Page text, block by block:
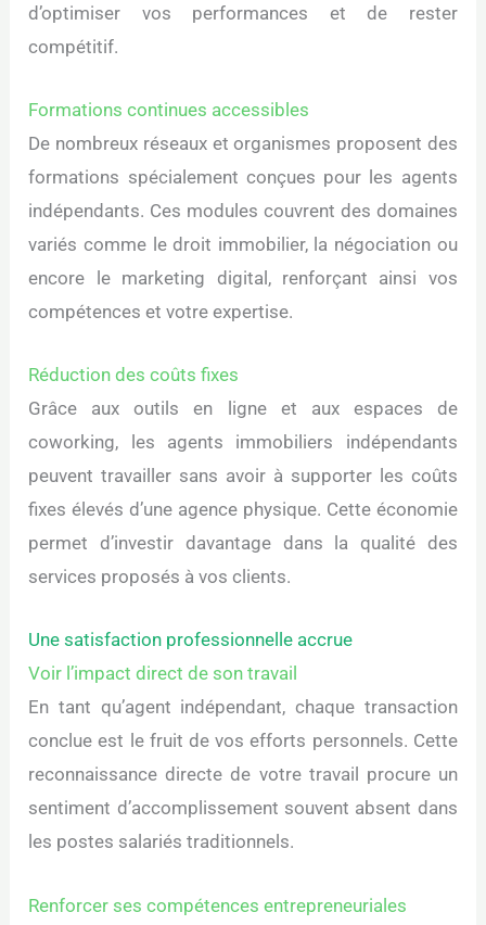
d’optimiser vos performances et de rester
compétitif.
Formations continues accessibles
De nombreux réseaux et organismes proposent des
formations spécialement conçues pour les agents
indépendants. Ces modules couvrent des domaines
variés comme le droit immobilier, la négociation ou
encore le marketing digital, renforçant ainsi vos
compétences et votre expertise.
Réduction des coûts fixes
Grâce aux outils en ligne et aux espaces de
coworking, les agents immobiliers indépendants
peuvent travailler sans avoir à supporter les coûts
fixes élevés d’une agence physique. Cette économie
permet d’investir davantage dans la qualité des
services proposés à vos clients.
Une satisfaction professionnelle accrue
Voir l’impact direct de son travail
En tant qu’agent indépendant, chaque transaction
conclue est le fruit de vos efforts personnels. Cette
reconnaissance directe de votre travail procure un
sentiment d’accomplissement souvent absent dans
les postes salariés traditionnels.
Renforcer ses compétences entrepreneuriales